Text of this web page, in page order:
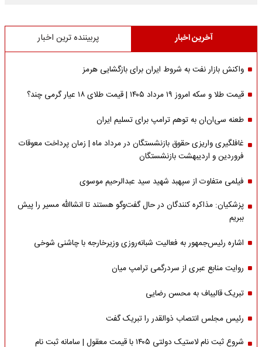
آخرین اخبار پربیننده ترین اخبار
واکنش بازار نفت به شروط ایران برای بازگشایی هرمز
قیمت طلا و سکه امروز ۱۹ مرداد ۱۴۰۵ | قیمت طلای ۱۸ عیار گرمی چند؟
طعنه سی‌ان‌ان به توهم ترامپ برای تسلیم ایران
غافلگیری واریزی حقوق بازنشستگان در مرداد ماه | زمان پرداخت معوقات
فروردین و اردیبهشت بازنشستگان
فیلمی متفاوت از سپهبد شهید سید عبدالرحیم موسوی
پزشکیان: مذاکره کنندگان در حال گفت‌وگو هستند تا انشاالله مسیر را پیش
ببریم
اشاره‌ رئیس‌جمهور به فعالیت شبانه‌روزی وزیر‌خارجه با چاشنی شوخی
روایت منابع عبری از سردرگمی ترامپ میان
تبریک قالیباف به محسن رضایی
رئیس مجلس انتصاب ذوالقدر را تبریک گفت
شروع ثبت نام لاستیک دولتی ۱۴۰۵ با قیمت معقول | سامانه ثبت نام